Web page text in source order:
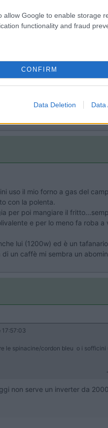
allow Google to enable storage
functionality and fraud
CONFIRM
Data Deletion Data
di roba che non potrò
ma anche dal peso anche se
uso il mio forno a gas del
con la polenta.
per poi mangiare il
e per lo meno fa roba
lui (1200w) ed è un
un caffè mi sembra un
17:57:03
le spinacine/cordon bleu o i
non serve un inverter da